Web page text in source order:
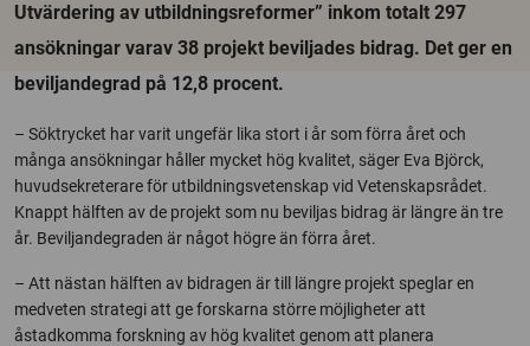
Utvärdering av utbildningsreformer” inkom totalt 297
ansökningar varav 38 projekt beviljades bidrag. Det ger en
beviljandegrad på 12,8 procent.
– Söktrycket har varit ungefär lika stort i år som förra året och
många ansökningar håller mycket hög kvalitet, säger Eva Björck,
huvudsekreterare för utbildningsvetenskap vid Vetenskapsrådet.
Knappt hälften av de projekt som nu beviljas bidrag är längre än tre
år. Beviljandegraden är något högre än förra året.
– Att nästan hälften av bidragen är till längre projekt speglar en
medveten strategi att ge forskarna större möjligheter att
åstadkomma forskning av hög kvalitet genom att planera